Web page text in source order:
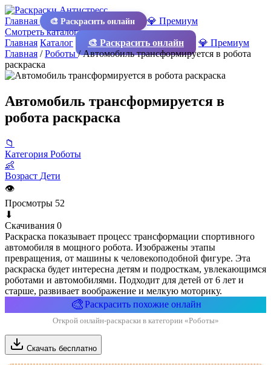
Главная 🎨 Раскрасить онлайн
💎 Премиум
Смотреть каталог
Главная Каталог 🎨 Раскрасить онлайн
💎 Премиум
Главная /Роботы/Автомобиль трансформируется в робота
раскраска
Автомобиль трансформируется в
робота раскраска
📁
Категория Роботы
👶
Возраст Дети
👁
Просмотры 52
⬇
Скачивания 0
Раскраска показывает процесс трансформации спортивного
автомобиля в мощного робота. Изображены этапы
превращения, от машины к человекоподобной фигуре. Эта
раскраска будет интересна детям и подросткам, увлекающимся
роботами и автомобилями. Подходит для детей от 6 лет и
старше, развивает воображение и мелкую моторику.
🎨Раскрасить похожие онлайн
Открой онлайн-раскраски в категории «Роботы»
Скачать бесплатно